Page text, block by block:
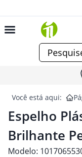
Você está aqui:
Espelho
Brilhante
Modelo: